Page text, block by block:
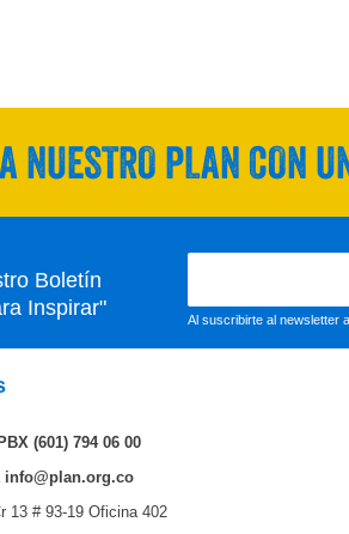
NUESTRO PLAN CON
Boletín
Inspirar"
Al suscribirte al newsletter
PBX (601) 794 06 00
info@plan.org.co
13 # 93-19 Oficina 402